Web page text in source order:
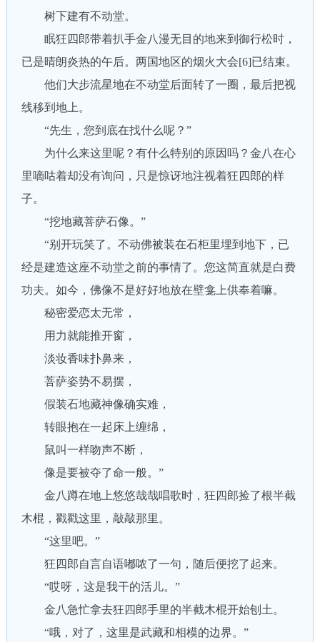
树下建有不动堂。
眠狂四郎带着扒手金八漫无目的地来到御行松时，
已是晴朗炎热的午后。两国地区的烟火大会[6]已结束。
他们大步流星地在不动堂后面转了一圈，最后把视
线移到地上。
“先生，您到底在找什么呢？”
为什么来这里呢？有什么特别的原因吗？金八在心
里嘀咕着却没有询问，只是惊讶地注视着狂四郎的样
子。
“挖地藏菩萨石像。”
“别开玩笑了。不动佛被装在石柜里埋到地下，已
经是建造这座不动堂之前的事情了。您这简直就是白费
功夫。如今，佛像不是好好地放在壁龛上供奉着嘛。
秘密爱恋太无常，
用力就能推开窗，
淡妆香味扑鼻来，
菩萨姿势不易摆，
假装石地藏神像确实难，
转眼抱在一起床上缠绵，
鼠叫一样吻声不断，
像是要被夺了命一般。”
金八蹲在地上悠悠哉哉唱歌时，狂四郎捡了根半截
木棍，戳戳这里，敲敲那里。
“这里吧。”
狂四郎自言自语嘟哝了一句，随后便挖了起来。
“哎呀，这是我干的活儿。”
金八急忙拿去狂四郎手里的半截木棍开始刨土。
“哦，对了，这里是武藏和相模的边界。”